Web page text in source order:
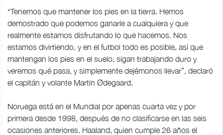
“Tenemos que mantener los pies en la tierra. Hemos
demostrado que podemos ganarle a cualquiera y que
realmente estamos disfrutando lo que hacemos. Nos
estamos divirtiendo, y en el futbol todo es posible, así que
mantengan los pies en el suelo, sigan trabajando duro y
veremos qué pasa, y simplemente dejémonos llevar”, declaró
el capitán y volante Martin Ødegaard.
Noruega está en el Mundial por apenas cuarta vez y por
primera desde 1998, después de no clasificarse en las seis
ocasiones anteriores. Haaland, quien cumple 26 años el